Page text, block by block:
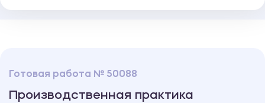
Готовая работа № 50088
Производственная практика